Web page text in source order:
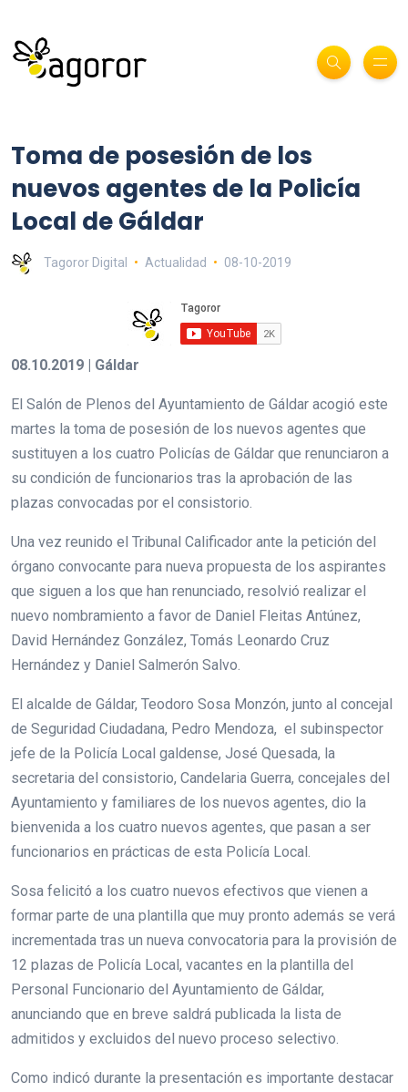
Toma de posesión de los
nuevos agentes de la Policía
Local de Gáldar
Tagoror Digital Actualidad 08-10-2019
08.10.2019 | Gáldar
El Salón de Plenos del Ayuntamiento de Gáldar acogió este
martes la toma de posesión de los nuevos agentes que
sustituyen a los cuatro Policías de Gáldar que renunciaron a
su condición de funcionarios tras la aprobación de las
plazas convocadas por el consistorio.
Una vez reunido el Tribunal Calificador ante la petición del
órgano convocante para nueva propuesta de los aspirantes
que siguen a los que han renunciado, resolvió realizar el
nuevo nombramiento a favor de Daniel Fleitas Antúnez,
David Hernández González, Tomás Leonardo Cruz
Hernández y Daniel Salmerón Salvo.
El alcalde de Gáldar, Teodoro Sosa Monzón, junto al concejal
de Seguridad Ciudadana, Pedro Mendoza, el subinspector
jefe de la Policía Local galdense, José Quesada, la
secretaria del consistorio, Candelaria Guerra, concejales del
Ayuntamiento y familiares de los nuevos agentes, dio la
bienvenida a los cuatro nuevos agentes, que pasan a ser
funcionarios en prácticas de esta Policía Local.
Sosa felicitó a los cuatro nuevos efectivos que vienen a
formar parte de una plantilla que muy pronto además se verá
incrementada tras un nueva convocatoria para la provisión de
12 plazas de Policía Local, vacantes en la plantilla del
Personal Funcionario del Ayuntamiento de Gáldar,
anunciando que en breve saldrá publicada la lista de
admitidos y excluidos del nuevo proceso selectivo.
Como indicó durante la presentación es importante destacar